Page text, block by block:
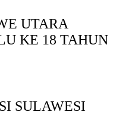
UTARA
KE 18 TAHUN
SULAWESI